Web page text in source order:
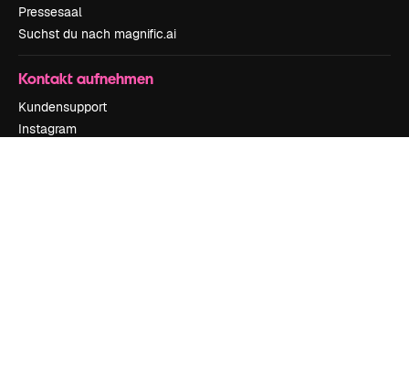
Pressesaal
Suchst du nach magnific.ai
Kontakt aufnehmen
Kundensupport
Instagram